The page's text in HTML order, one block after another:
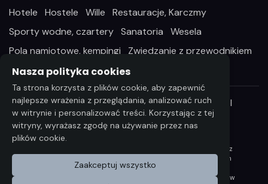
Hotele
Hostele Wille
Restauracje, Karczmy
Sporty wodne, czartery Sanatoria
Wesela
Pola namiotowe, kempingi
Zwiedzanie z przewodnikiem
Wszelkie prawa zastrzeżone ©2026 StayIn.pl
Wszelkie informacje i dane zawarta na niniejszej stronie
internetowej podlegają ochronie praw autorskich, zgodnie z
ustawą z dnia 4 lutego 1994 r. o Prawie autorskim i prawach
pokrewnych (Dz. U. 2006 Nr 90 poz. 631 z późn. zm.).
Wykorzystywanie danych lub materiałów z niniejszej strony w
Nasza polityka cookies
Ta strona korzysta z plików cookie, aby zapewnić
najlepsze wrażenia z przeglądania, analizować ruch
w witrynie i personalizować treści. Korzystając z tej
witryny, wyrażasz zgodę na używanie przez nas
plików cookie.
Zaakceptuj wszystko